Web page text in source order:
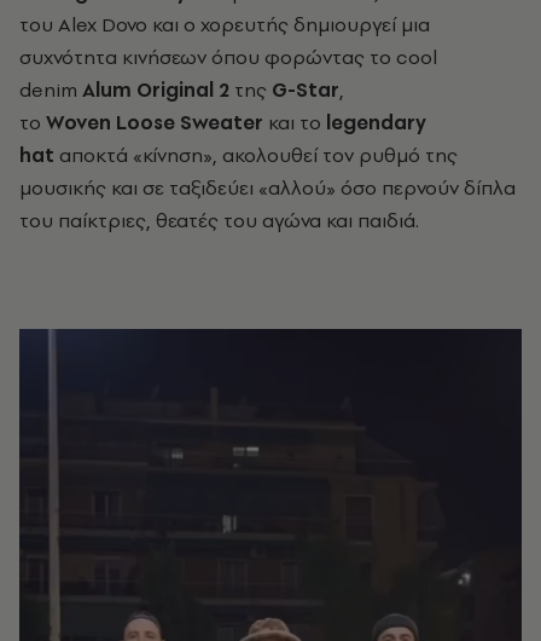
του Alex Dovo και o χορευτής δημιουργεί μια
συχνότητα κινήσεων όπου φορώντας το cool
denim Alum Original 2 της G-Star,
το Woven Loose Sweater και το legendary
hat αποκτά «κίνηση», ακολουθεί τον ρυθμό της
μουσικής και σε ταξιδεύει «αλλού» όσο περνούν δίπλα
του παίκτριες, θεατές του αγώνα και παιδιά.